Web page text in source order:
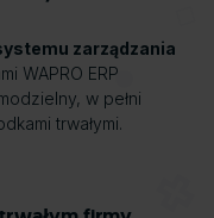
zarządzania
WAPRO ERP
w pełni
trwałymi.